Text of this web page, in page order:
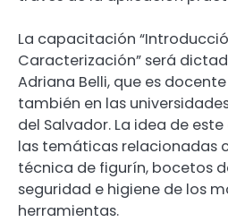
La capacitación
Caracterización” será
Adriana Belli, que es
también en las
del Salvador. La idea de
las temáticas relacionadas
técnica de figurín, bocetos
seguridad e higiene de los
herramientas.